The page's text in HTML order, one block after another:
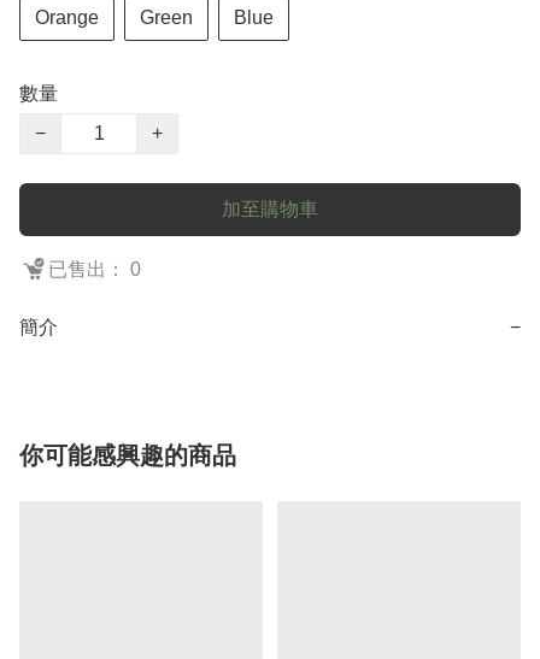
Orange Green Blue
數量
−
+
加至購物車
已售出： 0
簡介 −
你可能感興趣的商品